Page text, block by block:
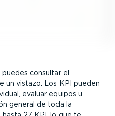
consultar el
un vistazo. Los KPI pueden
evaluar equipos u
general de toda la